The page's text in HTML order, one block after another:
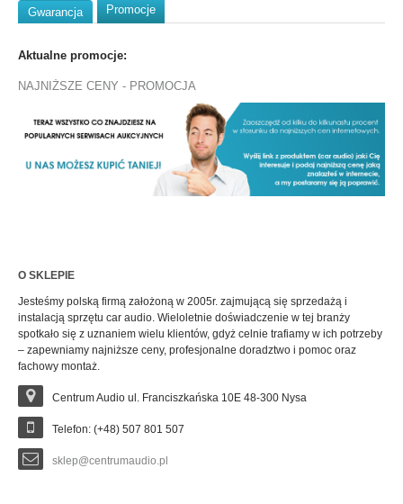
Gwarancja
Promocje
Aktualne promocje:
NAJNIŻSZE CENY - PROMOCJA
O SKLEPIE
Jesteśmy polską firmą założoną w 2005r. zajmującą się sprzedażą i
instalacją sprzętu car audio. Wieloletnie doświadczenie w tej branży
spotkało się z uznaniem wielu klientów, gdyż celnie trafiamy w ich potrzeby
– zapewniamy najniższe ceny, profesjonalne doradztwo i pomoc oraz
fachowy montaż.
Centrum Audio ul. Franciszkańska 10E 48-300 Nysa
Telefon: (+48) 507 801 507
sklep@centrumaudio.pl